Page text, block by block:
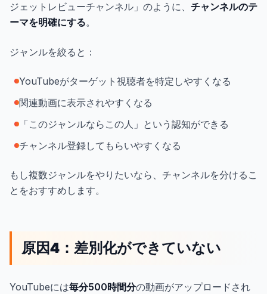
ジェットレビューチャンネル」のように、 チャンネルのテ
ーマを明確にする。
ジャンルを絞ると：
YouTubeがターゲット視聴者を特定しやすくなる
関連動画に表示されやすくなる
「このジャンルならこの人」という認知ができる
チャンネル登録してもらいやすくなる
もし複数ジャンルをやりたいなら、チャンネルを分けるこ
とをおすすめします。
原因4：差別化ができていない
YouTubeには毎分500時間分の動画がアップロードされ